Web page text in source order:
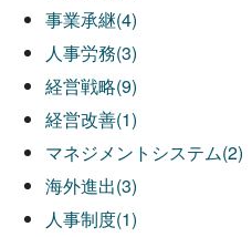
事業承継(4)
人事労務(3)
経営戦略(9)
経営改善(1)
マネジメントシステム(2)
海外進出(3)
人事制度(1)